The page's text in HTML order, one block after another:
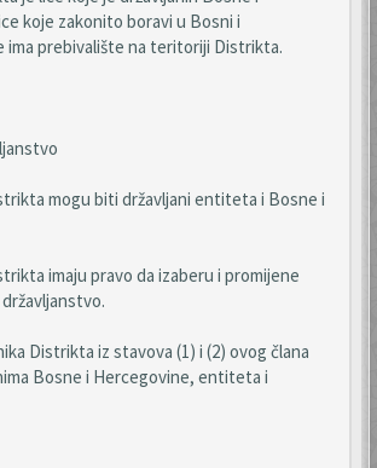
koje zakonito boravi u Bosni i
ima prebivalište na teritoriji Distrikta.
mogu biti državljani entiteta i Bosne i
imaju pravo da izaberu i promijene
Distrikta iz stavova (1) i (2) ovog člana
Bosne i Hercegovine, entiteta i